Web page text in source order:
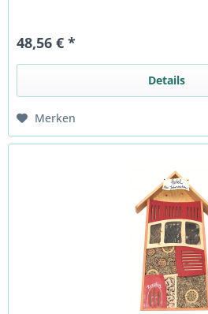
48,56 € *
Details
Merken